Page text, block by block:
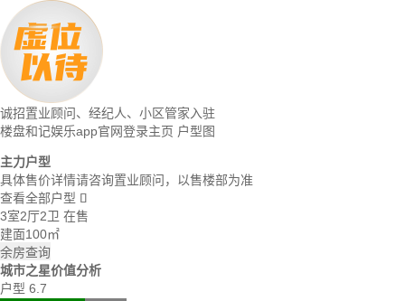
诚招置业顾问、经纪人、小区管家入驻
楼盘和记娱乐app官网登录主页 户型图
主力户型
具体售价详情请咨询置业顾问，以售楼部为准
查看全部户型 
3室2厅2卫 在售
建面100㎡
余房查询
城市之星价值分析
户型 6.7